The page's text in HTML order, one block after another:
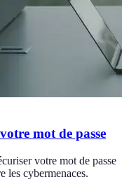
mot de passe
votre mot de passe
les cybermenaces.